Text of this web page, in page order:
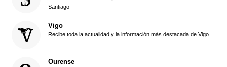
Santiago
Vigo
Recibe toda la actualidad y la información más destacada de Vigo
Ourense